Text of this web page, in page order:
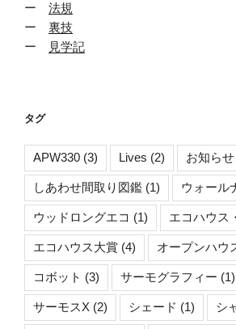
ー 法規
ー 裏技
ー
見学記
タグ
APW330 (3) Lives (2) お知らせ
しあわせ間取り図鑑 (1) ウォール
ウッドロングエコ (1) エコハウス
エコハウス大賞 (4) オープンハウ
コボット (3) サーモグラフィー (1)
サーモスX (2) シェード (1) シ